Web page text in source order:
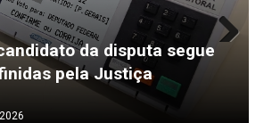
da disputa segue
pela Justiça